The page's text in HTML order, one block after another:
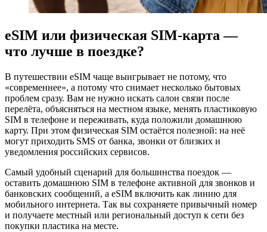
eSIM или физическая SIM-карта —
что лучше в поездке?
В путешествии eSIM чаще выигрывает не потому, что
«современнее», а потому что снимает несколько бытовых
проблем сразу. Вам не нужно искать салон связи после
перелёта, объясняться на местном языке, менять пластиковую
SIM в телефоне и переживать, куда положили домашнюю
карту. При этом физическая SIM остаётся полезной: на неё
могут приходить SMS от банка, звонки от близких и
уведомления российских сервисов.
Самый удобный сценарий для большинства поездок —
оставить домашнюю SIM в телефоне активной для звонков и
банковских сообщений, а eSIM включить как линию для
мобильного интернета. Так вы сохраняете привычный номер
и получаете местный или региональный доступ к сети без
покупки пластика на месте.